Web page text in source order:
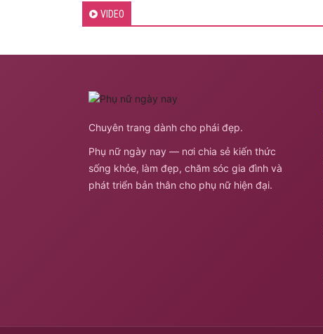
VIDEO
Chuyên trang dành cho phái đẹp.
Phụ nữ ngày nay — nơi chia sẻ kiến thức
sống khỏe, làm đẹp, chăm sóc gia đình và
phát triển bản thân cho phụ nữ hiện đại.